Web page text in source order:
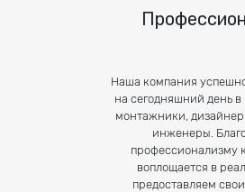
Наша компания
на сегодняшний день
монтажники,
инженеры.
профессионализму
воплощается в
предоставляем